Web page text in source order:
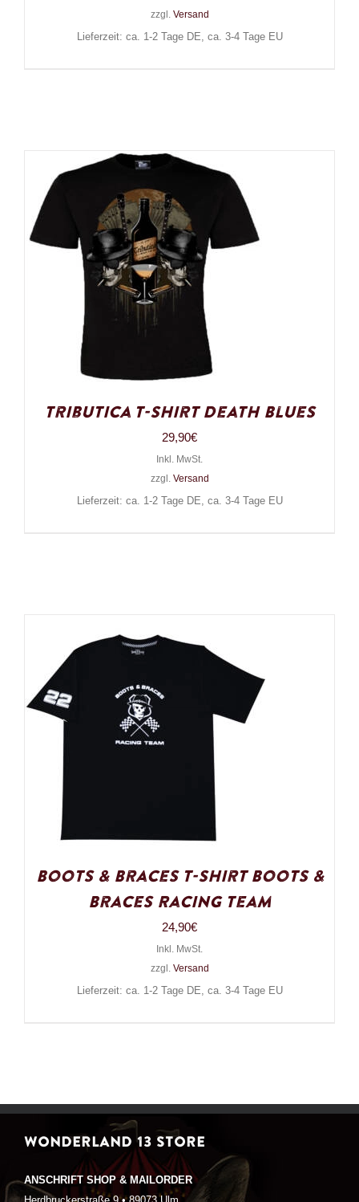
zzgl. Versand
Lieferzeit: ca. 1-2 Tage DE, ca. 3-4 Tage EU
Tributica T-Shirt Death Blues
29,90€
Inkl. MwSt.
zzgl. Versand
Lieferzeit: ca. 1-2 Tage DE, ca. 3-4 Tage EU
Boots & Braces T-Shirt Boots &
Braces Racing Team
24,90€
Inkl. MwSt.
zzgl. Versand
Lieferzeit: ca. 1-2 Tage DE, ca. 3-4 Tage EU
WONDERLAND 13 STORE
ANSCHRIFT SHOP & MAILORDER